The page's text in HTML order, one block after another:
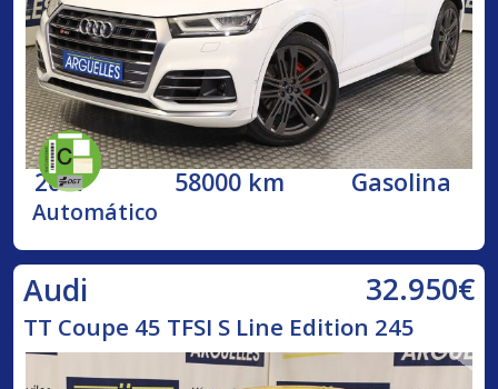
2017 58000 km Gasolina
Automático
Audi 32.950€
TT Coupe 45 TFSI S Line Edition 245